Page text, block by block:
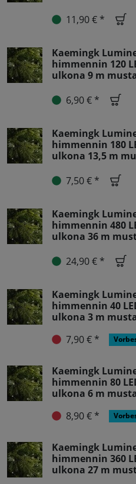
11,90 € *
Kaemingk
himmennin 120
ulkona 9 m
6,90 € *
Kaemingk
himmennin 180
ulkona 13,5 m
7,50 € *
Kaemingk
himmennin 480
ulkona 36 m
24,90 € *
Kaemingk
himmennin 40
ulkona 3 m
7,90 € *
Kaemingk
himmennin 80
ulkona 6 m
8,90 € *
Kaemingk
himmennin 360
ulkona 27 m